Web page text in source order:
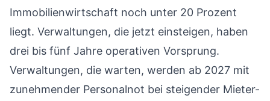
Immobilienwirtschaft noch unter 20 Prozent
liegt. Verwaltungen, die jetzt einsteigen, haben
drei bis fünf Jahre operativen Vorsprung.
Verwaltungen, die warten, werden ab 2027 mit
zunehmender Personalnot bei steigender Mieter-